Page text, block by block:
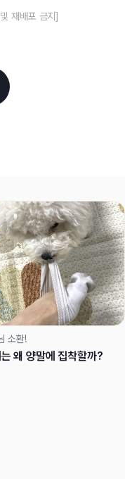
재배포 금지]
소환!
왜 양말에 집착할까?